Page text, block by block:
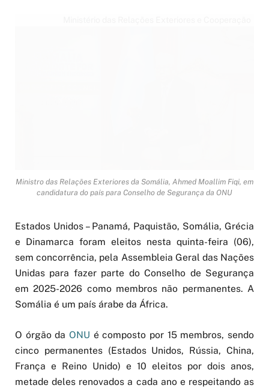
Ministro das Relações Exteriores da Somália, Ahmed Moallim Fiqi, em
candidatura do país para Conselho de Segurança da ONU
Estados Unidos – Panamá, Paquistão, Somália, Grécia
e Dinamarca foram eleitos nesta quinta-feira (06),
sem concorrência, pela Assembleia Geral das Nações
Unidas para fazer parte do Conselho de Segurança
em 2025-2026 como membros não permanentes. A
Somália é um país árabe da África.
O órgão da ONU é composto por 15 membros, sendo
cinco permanentes (Estados Unidos, Rússia, China,
França e Reino Unido) e 10 eleitos por dois anos,
metade deles renovados a cada ano e respeitando as